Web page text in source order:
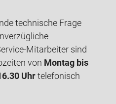
technische Frage
Mitarbeiter sind
von Montag bis
Uhrtelefonisch